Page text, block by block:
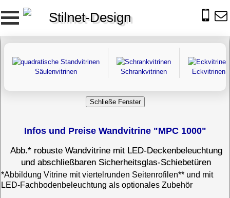
Stilnet-Design
Säulenvitrinen Schrankvitrinen Eckvitrinen
Infos und Preise Wandvitrine "MPC 1000"
Abb.* robuste Wandvitrine mit LED-Deckenbeleuchtung
und abschließbaren Sicherheitsglas-Schiebetüren
*Abbildung Vitrine mit viertelrunden Seitenrofilen** und mit
LED-Fachbodenbeleuchtung als optionales Zubehör